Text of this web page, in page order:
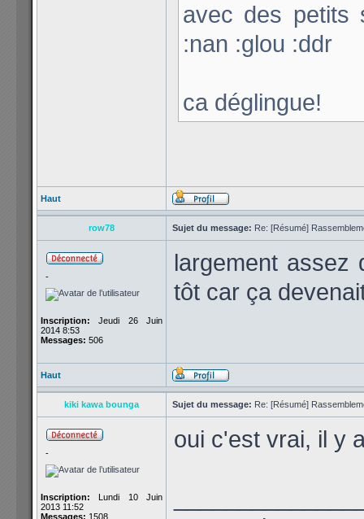
avec des petits
:nan :glou :ddr
ca déglingue!
Haut
row78 Sujet du message: Re: [Résumé]
-
Inscription: Jeudi 26 Juin
2014 8:53
Messages: 506
largement
tôt car ça
Haut
kiki kawa bounga Sujet du message: Re: [Résumé]
-
Inscription: Lundi 10 Juin
2013 11:52
Messages: 1508
oui c'est vrai, il y